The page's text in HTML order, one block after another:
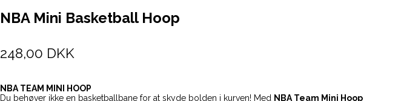
NBA Mini Basketball Hoop
248,00 DKK
NBA TEAM MINI HOOP
Du behøver ikke en basketballbane for at skyde bolden i kurven! Med NBA Team Mini Hoop